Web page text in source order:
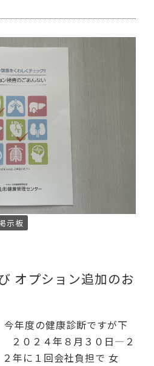
示板
オプション追加のお
年度の健康診断ですが下
２０２４年８月３０日―２
年に１回会社負担で 女